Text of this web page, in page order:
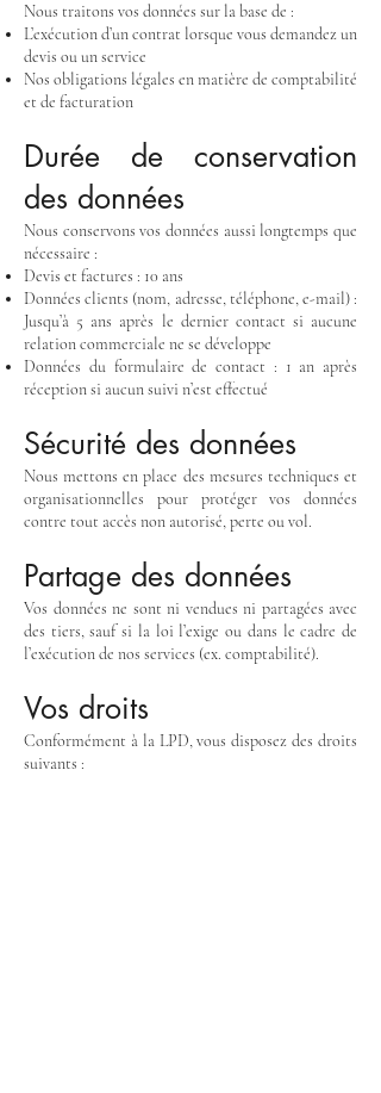
Nous traitons vos données sur la base de :
L’exécution d’un contrat lorsque vous demandez un
devis ou un service
Nos obligations légales en matière de comptabilité
et de facturation
Durée de conservation
des données
Nous conservons vos données aussi longtemps que
nécessaire :
Devis et factures : 10 ans
Données clients (nom, adresse, téléphone, e-mail) :
Jusqu’à 5 ans après le dernier contact si aucune
relation commerciale ne se développe
Données du formulaire de contact : 1 an après
réception si aucun suivi n’est effectué
Sécurité des données
Nous mettons en place des mesures techniques et
organisationnelles pour protéger vos données
contre tout accès non autorisé, perte ou vol.
Partage des données
Vos données ne sont ni vendues ni partagées avec
des tiers, sauf si la loi l’exige ou dans le cadre de
l’exécution de nos services (ex. comptabilité).
Vos droits
Conformément à la LPD, vous disposez des droits
suivants :